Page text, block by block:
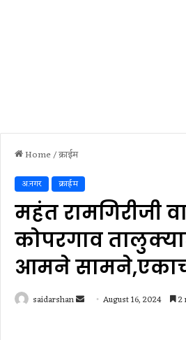
Home/क्राईम
अ.नगर क्राईम
महंत रामगिरीजी
कोपरगाव
आमने
saidarshan
Send August 16, 2024 2